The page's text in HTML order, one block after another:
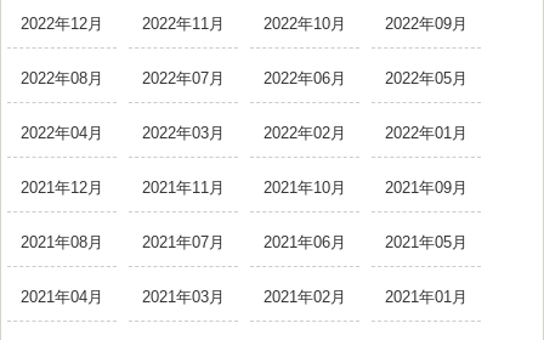
2022年12月 2022年11月 2022年10月 2022年09月
2022年08月 2022年07月 2022年06月 2022年05月
2022年04月 2022年03月 2022年02月 2022年01月
2021年12月 2021年11月 2021年10月 2021年09月
2021年08月 2021年07月 2021年06月 2021年05月
2021年04月 2021年03月 2021年02月 2021年01月